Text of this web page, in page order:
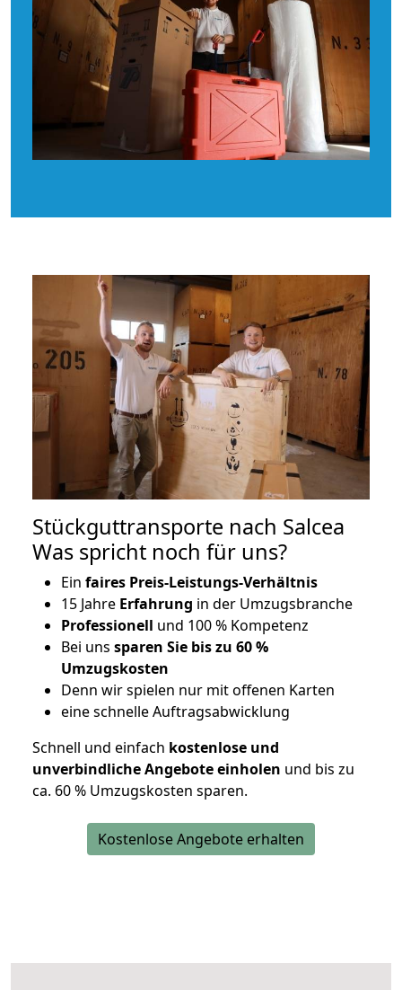
Stückguttransporte nach Salcea
Was spricht noch für uns?
Ein faires Preis-Leistungs-Verhältnis
15 Jahre Erfahrung in der Umzugsbranche
Professionell und 100 % Kompetenz
Bei uns sparen Sie bis zu 60 %
Umzugskosten
Denn wir spielen nur mit offenen Karten
eine schnelle Auftragsabwicklung
Schnell und einfach kostenlose und
unverbindliche Angebote einholen und bis zu
ca. 60 % Umzugskosten sparen.
Kostenlose Angebote erhalten